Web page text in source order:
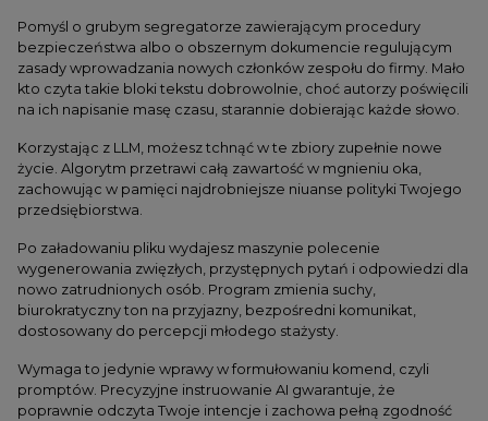
Pomyśl o grubym segregatorze zawierającym procedury
bezpieczeństwa albo o obszernym dokumencie regulującym
zasady wprowadzania nowych członków zespołu do firmy. Mało
kto czyta takie bloki tekstu dobrowolnie, choć autorzy poświęcili
na ich napisanie masę czasu, starannie dobierając każde słowo.
Korzystając z LLM, możesz tchnąć w te zbiory zupełnie nowe
życie. Algorytm przetrawi całą zawartość w mgnieniu oka,
zachowując w pamięci najdrobniejsze niuanse polityki Twojego
przedsiębiorstwa.
Po załadowaniu pliku wydajesz maszynie polecenie
wygenerowania zwięzłych, przystępnych pytań i odpowiedzi dla
nowo zatrudnionych osób. Program zmienia suchy,
biurokratyczny ton na przyjazny, bezpośredni komunikat,
dostosowany do percepcji młodego stażysty.
Wymaga to jedynie wprawy w formułowaniu komend, czyli
promptów. Precyzyjne instruowanie AI gwarantuje, że
poprawnie odczyta Twoje intencje i zachowa pełną zgodność